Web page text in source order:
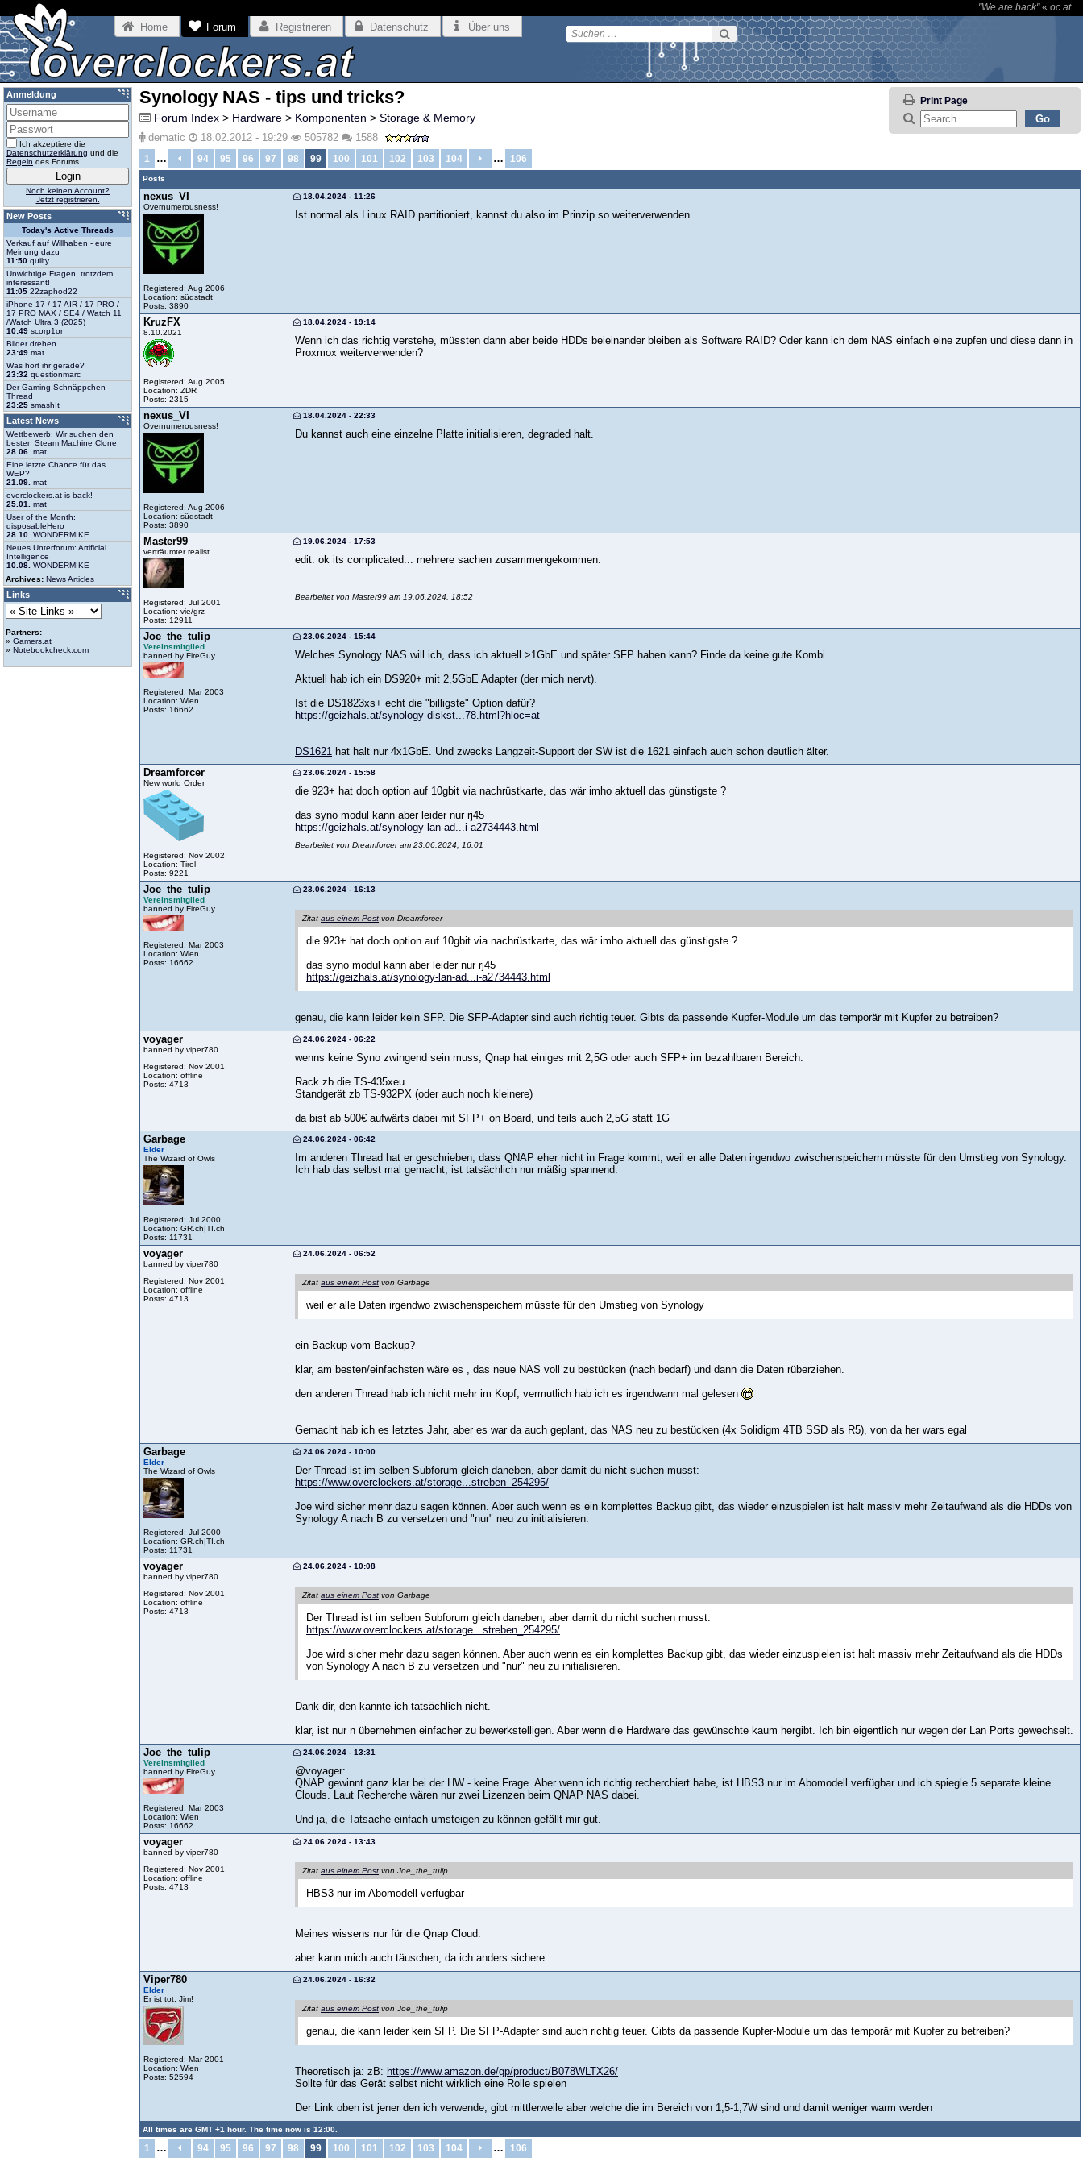
"We are back"« oc.at
Home Forum Registrieren Datenschutz Über uns
Synology NAS - tips und tricks? Print Page
Forum Index > Hardware > Komponenten > Storage & Memory
dematic 18.02.2012 - 19:29 505782 1588
1 … 94 95 96 97 98 99 100 101 102 103 104 … 106
Posts
nexus_VI
Overnumerousness!
Registered: Aug 2006
Location: südstadt
Posts: 3890
18.04.2024 - 11:26
Ist normal als Linux RAID partitioniert, kannst du also im Prinzip so weiterverwenden.
KruzFX
8.10.2021
Registered: Aug 2005
Location: ZDR
Posts: 2315
18.04.2024 - 19:14
Wenn ich das richtig verstehe, müssten dann aber beide HDDs beieinander bleiben als Software RAID? Oder kann ich dem NAS einfach eine zupfen und diese dann in
Proxmox weiterverwenden?
nexus_VI
Overnumerousness!
Registered: Aug 2006
Location: südstadt
Posts: 3890
18.04.2024 - 22:33
Du kannst auch eine einzelne Platte initialisieren, degraded halt.
Master99
verträumter realist
Registered: Jul 2001
Location: vie/grz
Posts: 12911
19.06.2024 - 17:53
edit: ok its complicated... mehrere sachen zusammengekommen.
Bearbeitet von Master99 am 19.06.2024, 18:52
Joe_the_tulip
Vereinsmitglied
banned by FireGuy
Registered: Mar 2003
Location: Wien
Posts: 16662
23.06.2024 - 15:44
Welches Synology NAS will ich, dass ich aktuell >1GbE und später SFP haben kann? Finde da keine gute Kombi.
Aktuell hab ich ein DS920+ mit 2,5GbE Adapter (der mich nervt).
Ist die DS1823xs+ echt die "billigste" Option dafür?
https://geizhals.at/synology-diskst...78.html?hloc=at
DS1621 hat halt nur 4x1GbE. Und zwecks Langzeit-Support der SW ist die 1621 einfach auch schon deutlich älter.
Dreamforcer
New world Order
Registered: Nov 2002
Location: Tirol
Posts: 9221
23.06.2024 - 15:58
die 923+ hat doch option auf 10gbit via nachrüstkarte, das wär imho aktuell das günstigste ?
das syno modul kann aber leider nur rj45
https://geizhals.at/synology-lan-ad...i-a2734443.html
Bearbeitet von Dreamforcer am 23.06.2024, 16:01
Joe_the_tulip
Vereinsmitglied
banned by FireGuy
Registered: Mar 2003
Location: Wien
Posts: 16662
23.06.2024 - 16:13
Zitat aus einem Post von Dreamforcer
die 923+ hat doch option auf 10gbit via nachrüstkarte, das wär imho aktuell das günstigste ?
das syno modul kann aber leider nur rj45
https://geizhals.at/synology-lan-ad...i-a2734443.html
genau, die kann leider kein SFP. Die SFP-Adapter sind auch richtig teuer. Gibts da passende Kupfer-Module um das temporär mit Kupfer zu betreiben?
voyager
banned by viper780
Registered: Nov 2001
Location: offline
Posts: 4713
24.06.2024 - 06:22
wenns keine Syno zwingend sein muss, Qnap hat einiges mit 2,5G oder auch SFP+ im bezahlbaren Bereich.
Rack zb die TS-435xeu
Standgerät zb TS-932PX (oder auch noch kleinere)
da bist ab 500€ aufwärts dabei mit SFP+ on Board, und teils auch 2,5G statt 1G
Garbage
Elder
The Wizard of Owls
Registered: Jul 2000
Location: GR.ch|TI.ch
Posts: 11731
24.06.2024 - 06:42
Im anderen Thread hat er geschrieben, dass QNAP eher nicht in Frage kommt, weil er alle Daten irgendwo zwischenspeichern müsste für den Umstieg von Synology.
Ich hab das selbst mal gemacht, ist tatsächlich nur mäßig spannend.
voyager
banned by viper780
Registered: Nov 2001
Location: offline
Posts: 4713
24.06.2024 - 06:52
Zitat aus einem Post von Garbage
weil er alle Daten irgendwo zwischenspeichern müsste für den Umstieg von Synology
ein Backup vom Backup?
klar, am besten/einfachsten wäre es , das neue NAS voll zu bestücken (nach bedarf) und dann die Daten rüberziehen.
den anderen Thread hab ich nicht mehr im Kopf, vermutlich hab ich es irgendwann mal gelesen
Gemacht hab ich es letztes Jahr, aber es war da auch geplant, das NAS neu zu bestücken (4x Solidigm 4TB SSD als R5), von da her wars egal
Garbage
Elder
The Wizard of Owls
Registered: Jul 2000
Location: GR.ch|TI.ch
Posts: 11731
24.06.2024 - 10:00
Der Thread ist im selben Subforum gleich daneben, aber damit du nicht suchen musst:
https://www.overclockers.at/storage...streben_254295/
Joe wird sicher mehr dazu sagen können. Aber auch wenn es ein komplettes Backup gibt, das wieder einzuspielen ist halt massiv mehr Zeitaufwand als die HDDs von
Synology A nach B zu versetzen und "nur" neu zu initialisieren.
voyager
banned by viper780
Registered: Nov 2001
Location: offline
Posts: 4713
24.06.2024 - 10:08
Zitat aus einem Post von Garbage
Der Thread ist im selben Subforum gleich daneben, aber damit du nicht suchen musst:
https://www.overclockers.at/storage...streben_254295/
Joe wird sicher mehr dazu sagen können. Aber auch wenn es ein komplettes Backup gibt, das wieder einzuspielen ist halt massiv mehr Zeitaufwand als die HDDs
von Synology A nach B zu versetzen und "nur" neu zu initialisieren.
Dank dir, den kannte ich tatsächlich nicht.
klar, ist nur n übernehmen einfacher zu bewerkstelligen. Aber wenn die Hardware das gewünschte kaum hergibt. Ich bin eigentlich nur wegen der Lan Ports gewechselt.
Joe_the_tulip
Vereinsmitglied
banned by FireGuy
Registered: Mar 2003
Location: Wien
Posts: 16662
24.06.2024 - 13:31
@voyager:
QNAP gewinnt ganz klar bei der HW - keine Frage. Aber wenn ich richtig recherchiert habe, ist HBS3 nur im Abomodell verfügbar und ich spiegle 5 separate kleine
Clouds. Laut Recherche wären nur zwei Lizenzen beim QNAP NAS dabei.
Und ja, die Tatsache einfach umsteigen zu können gefällt mir gut.
voyager
banned by viper780
Registered: Nov 2001
Location: offline
Posts: 4713
24.06.2024 - 13:43
Zitat aus einem Post von Joe_the_tulip
HBS3 nur im Abomodell verfügbar
Meines wissens nur für die Qnap Cloud.
aber kann mich auch täuschen, da ich anders sichere
Viper780
Elder
Er ist tot, Jim!
Registered: Mar 2001
Location: Wien
Posts: 52594
24.06.2024 - 16:32
Zitat aus einem Post von Joe_the_tulip
genau, die kann leider kein SFP. Die SFP-Adapter sind auch richtig teuer. Gibts da passende Kupfer-Module um das temporär mit Kupfer zu betreiben?
Theoretisch ja: zB: https://www.amazon.de/gp/product/B078WLTX26/
Sollte für das Gerät selbst nicht wirklich eine Rolle spielen
Der Link oben ist jener den ich verwende, gibt mittlerweile aber welche die im Bereich von 1,5-1,7W sind und damit weniger warm werden
All times are GMT +1 hour. The time now is 12:00.
1 … 94 95 96 97 98 99 100 101 102 103 104 … 106
Anmeldung
Ich akzeptiere die
Datenschutzerklärung und die
Regeln des Forums.
Noch keinen Account?
Jetzt registrieren.
New Posts
Today's Active Threads
Verkauf auf Willhaben - eure
Meinung dazu
11:50 quilty
Unwichtige Fragen, trotzdem
interessant!
11:05 22zaphod22
iPhone 17 / 17 AIR / 17 PRO /
17 PRO MAX / SE4 / Watch 11
/Watch Ultra 3 (2025)
10:49 scorp1on
Bilder drehen
23:49 mat
Was hört ihr gerade?
23:32 questionmarc
Der Gaming-Schnäppchen-
Thread
23:25 smashIt
Latest News
Wettbewerb: Wir suchen den
besten Steam Machine Clone
28.06. mat
Eine letzte Chance für das
WEP?
21.09. mat
overclockers.at is back!
25.01.
mat
User of the Month:
disposableHero
28.10. WONDERMIKE
Neues Unterforum: Artificial
Intelligence
10.08. WONDERMIKE
Archives: NewsArticles
Links
Partners:
» Gamers.at
» Notebookcheck.com